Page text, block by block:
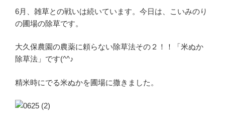
6月、雑草との戦いは続いています。今日は、こいみのり
の圃場の除草です。
大久保農園の農薬に頼らない除草法その２！！「米ぬか
除草法」です(^^♪
精米時にでる米ぬかを圃場に撒きました。